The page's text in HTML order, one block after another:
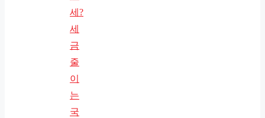
세?
세
금
줄
이
는
국